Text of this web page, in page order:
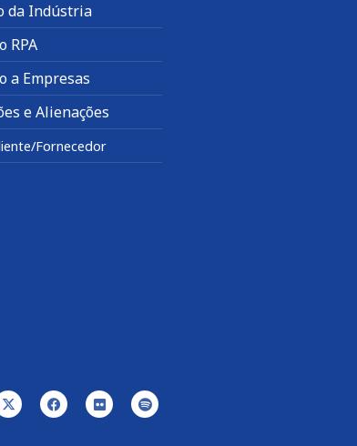
da Indústria
RPA
a Empresas
e Alienações
Fornecedor